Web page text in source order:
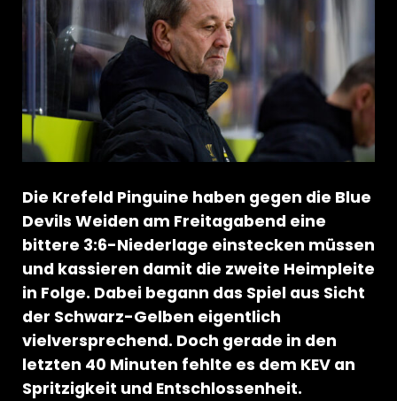
Die Krefeld Pinguine haben gegen die Blue
Devils Weiden am Freitagabend eine
bittere 3:6-Niederlage einstecken müssen
und kassieren damit die zweite Heimpleite
in Folge. Dabei begann das Spiel aus Sicht
der Schwarz-Gelben eigentlich
vielversprechend. Doch gerade in den
letzten 40 Minuten fehlte es dem KEV an
Spritzigkeit und Entschlossenheit.